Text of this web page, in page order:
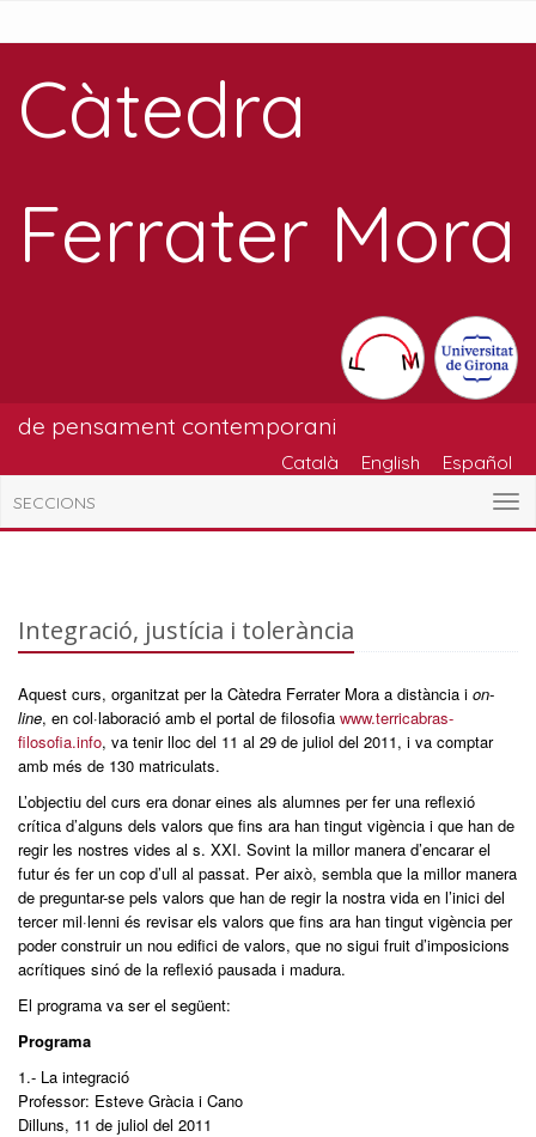
Càtedra
Ferrater Mora
de pensament contemporani
Català English Español
SECCIONS
Integració, justícia i tolerància
Aquest curs, organitzat per la Càtedra Ferrater Mora a distància i on-
line, en col·laboració amb el portal de filosofia www.terricabras-
filosofia.info, va tenir lloc del 11 al 29 de juliol del 2011, i va comptar
amb més de 130 matriculats.
L’objectiu del curs era donar eines als alumnes per fer una reflexió
crítica d’alguns dels valors que fins ara han tingut vigència i que han de
regir les nostres vides al s. XXI. Sovint la millor manera d’encarar el
futur és fer un cop d’ull al passat. Per això, sembla que la millor manera
de preguntar-se pels valors que han de regir la nostra vida en l’inici del
tercer mil·lenni és revisar els valors que fins ara han tingut vigència per
poder construir un nou edifici de valors, que no sigui fruit d’imposicions
acrítiques sinó de la reflexió pausada i madura.
El programa va ser el següent:
Programa
1.- La integració
Professor: Esteve Gràcia i Cano
Dilluns, 11 de juliol del 2011